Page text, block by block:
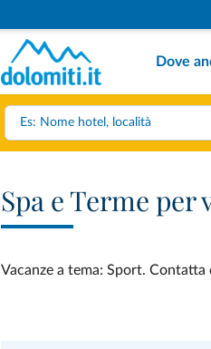
Dove
Spa e Terme per
Vacanze a tema: Sport.